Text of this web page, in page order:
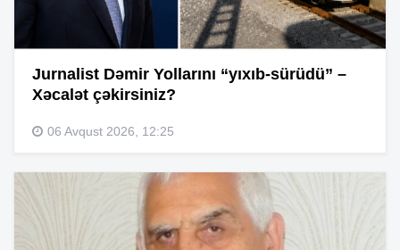
Jurnalist Dəmir Yollarını “yıxıb-sürüdü” –
Xəcalət çəkirsiniz?
06 Avqust 2026, 12:25